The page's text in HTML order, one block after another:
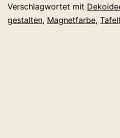
Verschlagwortet mit
gestalten, Magnetfarbe,